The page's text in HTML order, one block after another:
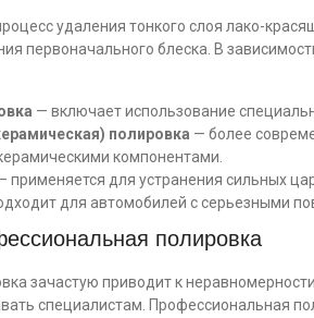
удаления тонкого слоя лако-
первоначального блеска. В
— включает использование
полировка — более
компонентами.
применяется для устранения сильных
для автомобилей с серьезными
полировка
зачастую приводит к
специалистам. Профессиональная